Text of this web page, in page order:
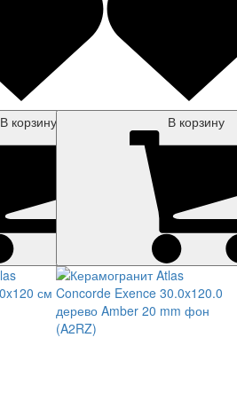
В корзину В корзину